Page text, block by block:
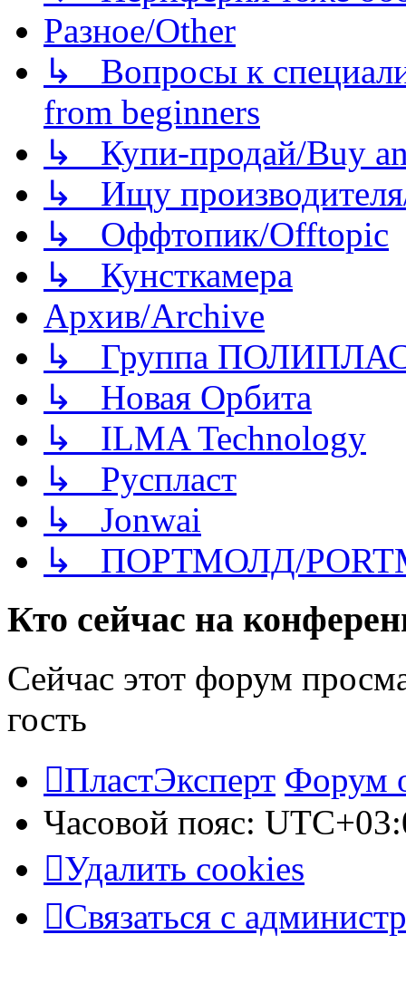
Разное/Other
↳ Вопросы к
from beginners
↳ Купи-продай/Buy
↳ Ищу
↳ Оффтопик/Offtopic
↳ Кунсткамера
Архив/Archive
↳ Группа
↳ Новая Орбита
↳ ILMA Technology
↳ Руспласт
↳ Jonwai
↳ ПОРТМОЛД/
Кто сейчас на
Сейчас этот форум
гость
ПластЭксперт Форум
Часовой пояс:
Удалить cookies
Связаться с